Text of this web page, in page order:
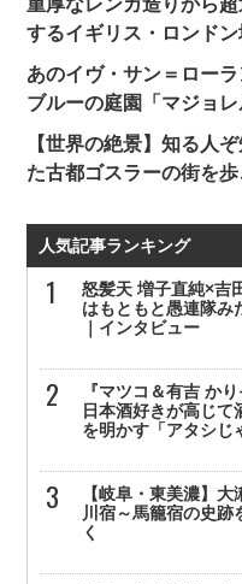
重厚なレンガ造りから
するイギリス・ロンド
あのイヴ・サン＝ロー
ブルーの庭園「マジョレ
【世界の絶景】知る人
た古都ゴスラーの街を歩
人気記事ランキング
怒髪天 増子直純×吉
はもともと愚連隊み
｜インタビュー
『マツコ＆有吉 か
日本酒好きが高じて
を明かす「アタシじ
【岐阜・東美濃】
川宿～馬籠宿の史跡
く